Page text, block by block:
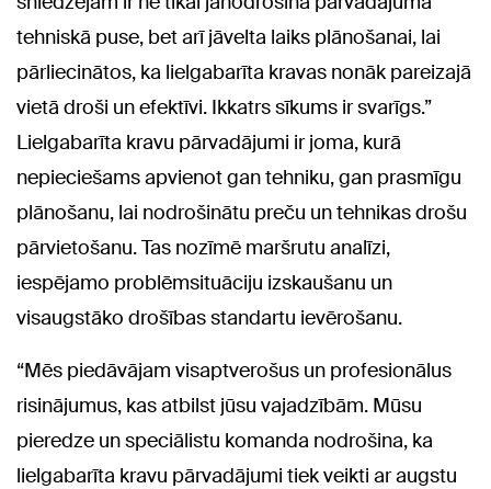
tehniskā puse, bet arī jāvelta laiks plānošanai, lai
pārliecinātos, ka lielgabarīta kravas nonāk pareizajā
vietā droši un efektīvi. Ikkatrs sīkums ir svarīgs.”
Lielgabarīta kravu pārvadājumi ir joma, kurā
nepieciešams apvienot gan tehniku, gan prasmīgu
plānošanu, lai nodrošinātu preču un tehnikas drošu
pārvietošanu. Tas nozīmē maršrutu analīzi,
iespējamo problēmsituāciju izskaušanu un
visaugstāko drošības standartu ievērošanu.
“Mēs piedāvājam visaptverošus un profesionālus
risinājumus, kas atbilst jūsu vajadzībām. Mūsu
pieredze un speciālistu komanda nodrošina, ka
lielgabarīta kravu pārvadājumi tiek veikti ar augstu